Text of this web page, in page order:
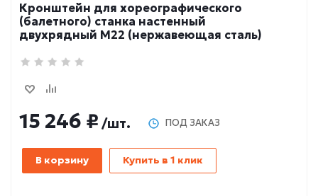
Кронштейн для хореографического
(балетного) станка настенный
двухрядный М22 (нержавеющая сталь)
15 246 ₽ /шт. ПОД ЗАКАЗ
В корзину Купить в 1 клик